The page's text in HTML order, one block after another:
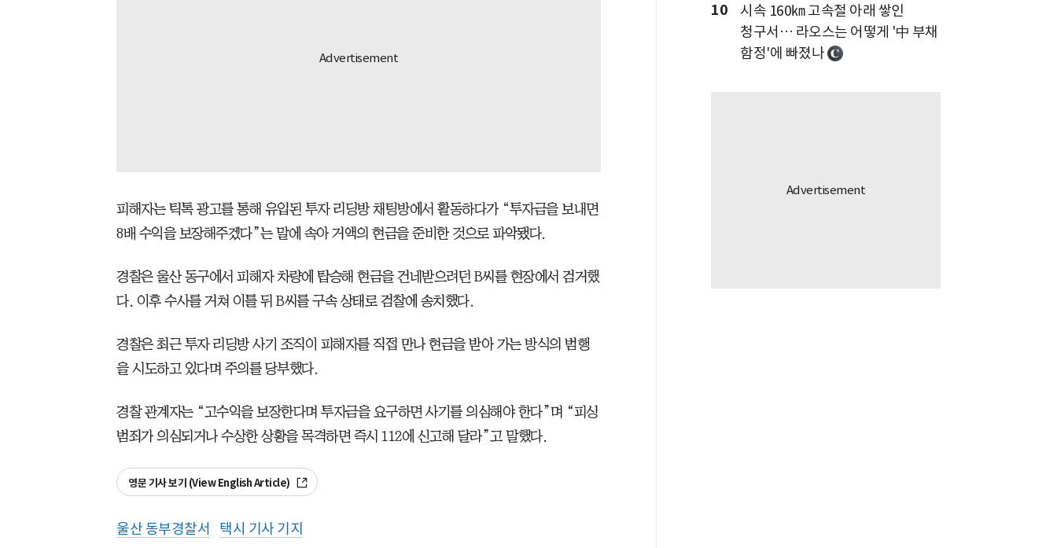
피해자는 틱톡 광고를 통해 유입된 투자 리딩방 채팅방에서 활동하다가 “투자금을 보내면
8배 수익을 보장해주겠다”는 말에 속아 거액의 현금을 준비한 것으로 파악됐다.
경찰은 울산 동구에서 피해자 차량에 탑승해 현금을 건네받으려던 B씨를 현장에서 검거했
다. 이후 수사를 거쳐 이틀 뒤 B씨를 구속 상태로 검찰에 송치했다.
경찰은 최근 투자 리딩방 사기 조직이 피해자를 직접 만나 현금을 받아 가는 방식의 범행
을 시도하고 있다며 주의를 당부했다.
경찰 관계자는 “고수익을 보장한다며 투자금을 요구하면 사기를 의심해야 한다”며 “피싱
범죄가 의심되거나 수상한 상황을 목격하면 즉시 112에 신고해 달라”고 말했다.
영문 기사 보기 (View English Article)
울산 동부경찰서 택시 기사 기지
10
시속 160㎞ 고속철 아래 쌓인
청구서… 라오스는 어떻게 '中 부채
함정'에 빠졌나